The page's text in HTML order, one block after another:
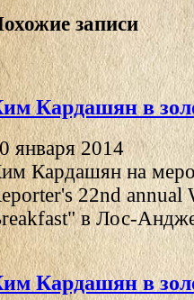
записи
Кардашян в
января 2014
Кардашян на
22nd annual
в Лос-
Кардашян в